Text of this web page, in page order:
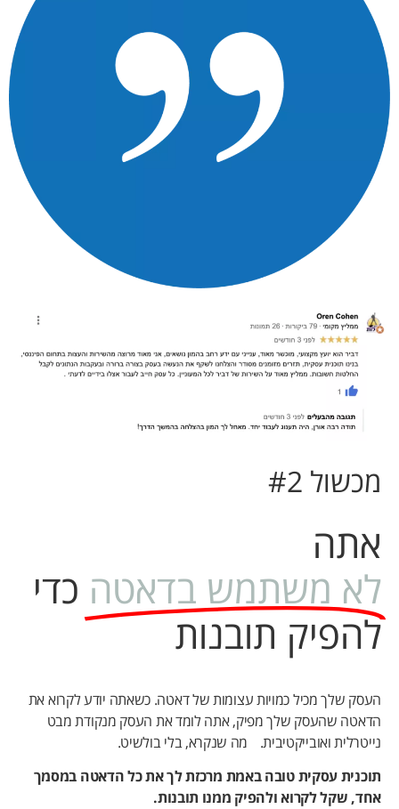
מכשול #2
אתה
לא משתמש בדאטה כדי
להפיק תובנות
העסק שלך מכיל כמויות עצומות של דאטה.כשאתה יודע לקרוא את
הדאטה שהעסק שלך מפיק, אתה לומד את העסק מנקודת מבט
נייטרלית ואובייקטיבית. מה שנקרא, בלי בולשיט.
תוכנית עסקית טובה באמת מרכזת לך את כל הדאטה במסמך
אחד, שקל לקרוא ולהפיק ממנו תובנות.